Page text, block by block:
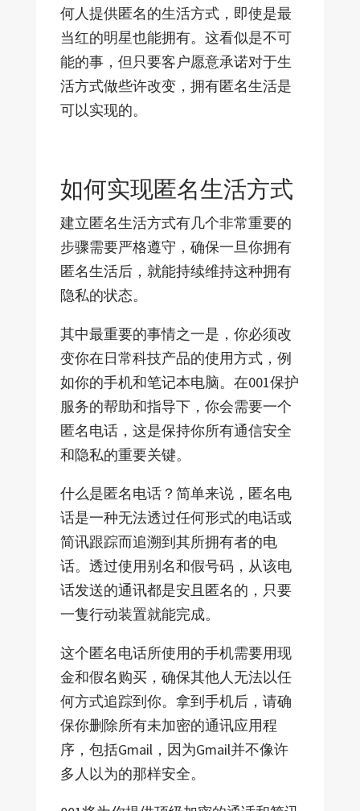
何人提供匿名的生活方式，即使是最
当红的明星也能拥有。这看似是不可
能的事，但只要客户愿意承诺对于生
活方式做些许改变，拥有匿名生活是
可以实现的。
如何实现匿名生活方式
建立匿名生活方式有几个非常重要的
步骤需要严格遵守，确保一旦你拥有
匿名生活后，就能持续维持这种拥有
隐私的状态。
其中最重要的事情之一是，你必须改
变你在日常科技产品的使用方式，例
如你的手机和笔记本电脑。在001保护
服务的帮助和指导下，你会需要一个
匿名电话，这是保持你所有通信安全
和隐私的重要关键。
什么是匿名电话？简单来说，匿名电
话是一种无法透过任何形式的电话或
简讯跟踪而追溯到其所拥有者的电
话。透过使用别名和假号码，从该电
话发送的通讯都是安且匿名的，只要
一隻行动装置就能完成。
这个匿名电话所使用的手机需要用现
金和假名购买，确保其他人无法以任
何方式追踪到你。拿到手机后，请确
保你删除所有未加密的通讯应用程
序，包括Gmail，因为Gmail并不像许
多人以为的那样安全。